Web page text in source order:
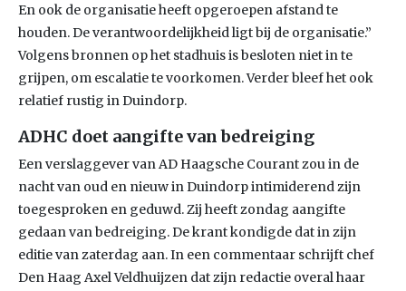
En ook de organisatie heeft opgeroepen afstand te
houden. De verantwoordelijkheid ligt bij de organisatie.”
Volgens bronnen op het stadhuis is besloten niet in te
grijpen, om escalatie te voorkomen. Verder bleef het ook
relatief rustig in Duindorp.
ADHC doet aangifte van bedreiging
Een verslaggever van AD Haagsche Courant zou in de
nacht van oud en nieuw in Duindorp intimiderend zijn
toegesproken en geduwd. Zij heeft zondag aangifte
gedaan van bedreiging. De krant kondigde dat in zijn
editie van zaterdag aan. In een commentaar schrijft chef
Den Haag Axel Veldhuijzen dat zijn redactie overal haar